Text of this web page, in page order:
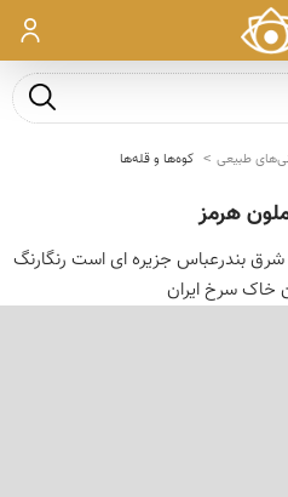
ورود
جست و
طبیعی کوه‌ها و قله‌ها
هرمز
جنوب شرق بندرعباس جزیره ای است رنگارنگ
خاک سرخ ایران